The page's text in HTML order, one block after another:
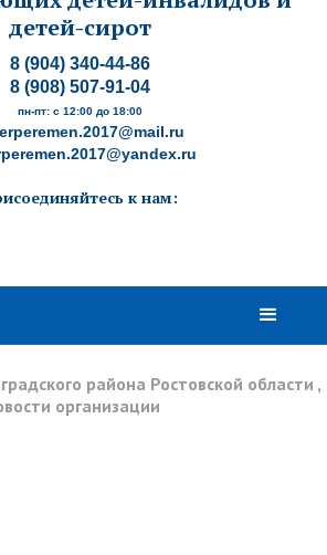
детей-сирот
8 (904) 340-44-86
8 (908) 507-91-04
пн-пт: с 12:00 до 18:00
к нам:
района Ростовской области ,
организации